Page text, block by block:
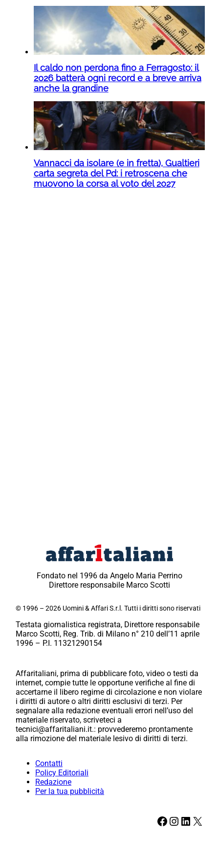
Il caldo non perdona fino a Ferragosto: il
2026 batterà ogni record e a breve arriva
anche la grandine
Vannacci da isolare (e in fretta), Gualtieri
carta segreta del Pd: i retroscena che
muovono la corsa al voto del 2027
Fondato nel 1996 da Angelo Maria Perrino
Direttore responsabile Marco Scotti
© 1996 – 2026 Uomini & Affari S.r.l. Tutti i diritti sono riservati
Testata giornalistica registrata, Direttore responsabile
Marco Scotti, Reg. Trib. di Milano n° 210 dell’11 aprile
1996 – P.I. 11321290154
Affaritaliani, prima di pubblicare foto, video o testi da
internet, compie tutte le opportune verifiche al fine di
accertarne il libero regime di circolazione e non violare
i diritti di autore o altri diritti esclusivi di terzi. Per
segnalare alla redazione eventuali errori nell’uso del
materiale riservato, scriveteci a
tecnici@affaritaliani.it.: provvederemo prontamente
alla rimozione del materiale lesivo di diritti di terzi.
Contatti
Policy Editoriali
Redazione
Per la tua pubblicità
Facebook Instagram LinkedIn X